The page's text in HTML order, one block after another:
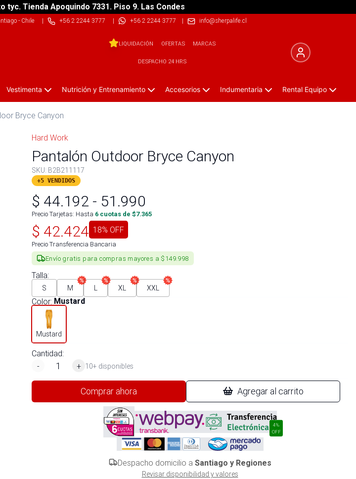
tyc. Tienda Apoquindo 7331. Piso 9. Las Condes
- Chile| +56 2 2244 3777 | +56 2 2244 3777 | info@sherpalife.cl
LIQUIDACIÓN OFERTAS MARCAS
DESPACHO 24 HRS
Vestimenta Nutrición y Entrenamiento Accesorios Indumentaria Rental Equipo
Bryce Canyon
Hard Work
Pantalón Outdoor Bryce Canyon
SKU: B2B211117
+5 VENDIDOS
$ 44.192 - 51.990
Precio Tarjetas: Hasta 6 cuotas de $7.365
$ 42.424 18% OFF
Precio Transferencia Bancaria
Envío gratis para compras mayores a $149.998
Talla:
S M L XL XXL
Color: Mustard
Mustard
Cantidad:
-
+ 10+ disponibles
Comprar ahora Agregar al carrito
4%
OFF
Despacho domicilio a Santiago y Regiones
Revisar disponibilidad y valores